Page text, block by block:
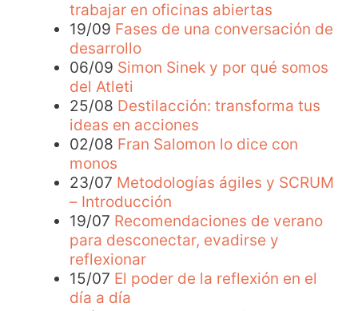
trabajar en oficinas abiertas
19/09 Fases de una conversación de
desarrollo
06/09 Simon Sinek y por qué somos
del Atleti
25/08 Destilacción: transforma tus
ideas en acciones
02/08 Fran Salomon lo dice con
monos
23/07 Metodologías ágiles y SCRUM
– Introducción
19/07 Recomendaciones de verano
para desconectar, evadirse y
reflexionar
15/07 El poder de la reflexión en el
día a día